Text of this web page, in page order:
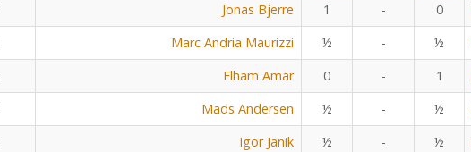
Jonas Bjerre 1 - 0
Marc Andria Maurizzi ½ - ½
Elham Amar 0 - 1
Mads Andersen ½ - ½
Igor Janik ½ - ½